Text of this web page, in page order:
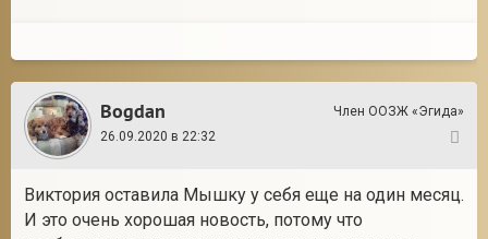
Bogdan
Член ООЗЖ «Эгида»
26.09.2020 в 22:32
Виктория оставила Мышку у себя еще на один месяц.
И это очень хорошая новость, потому что